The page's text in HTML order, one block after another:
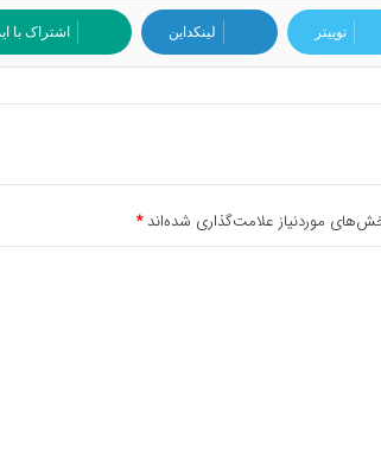
توییتر لینکداین اشتراک با
موردنیاز علامت‌گذاری شده‌اند*